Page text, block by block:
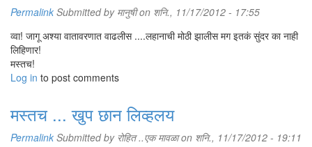
Permalink Submitted by मानुषीon शनि., 11/17/2012 - 17:55
व्वा! जागू अश्या वातावरणात वाढलीस ....लहानाची मोठी झालीस मग इतकं सुंदर का नाही
लिहिणार!
मस्तच!
Log in to post comments
मस्तच ... खुप छान लिव्हलय
Permalink Submitted by रोहित ..एक मावळाon शनि., 11/17/2012 - 19:11